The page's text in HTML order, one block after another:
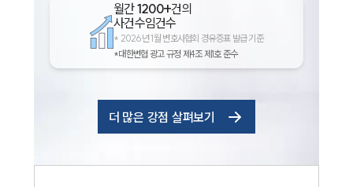
월간1200+건의
사건수임건수
* 2026년 1월 변호사협회 경유증표 발급 기준
*대한변협 광고 규정 제4조 제1호 준수
더 많은 강점 살펴보기